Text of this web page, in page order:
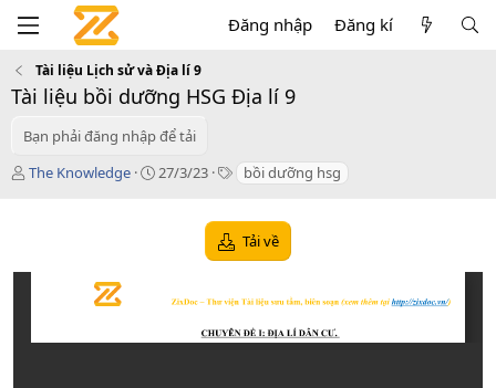
Đăng nhập Đăng kí
Tài liệu Lịch sử và Địa lí 9
Tài liệu bồi dưỡng HSG Địa lí 9
Bạn phải đăng nhập để tải
T
ả
The Knowledge
C
27/3/23
T bồi dưỡng hsg
Tải về